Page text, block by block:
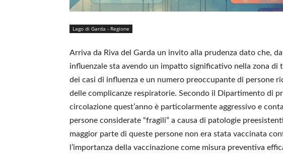
Lago di Garda - Regione
Arriva da Riva del Garda un invito alla prudenza dato che,
influenzale sta avendo un impatto significativo nella zona
dei casi di influenza e un numero preoccupante di persone
delle complicanze respiratorie. Secondo il Dipartimento di
circolazione quest’anno è particolarmente aggressivo e
persone considerate “fragili” a causa di patologie
maggior parte di queste persone non era stata vaccinata
l’importanza della vaccinazione come misura preventiva